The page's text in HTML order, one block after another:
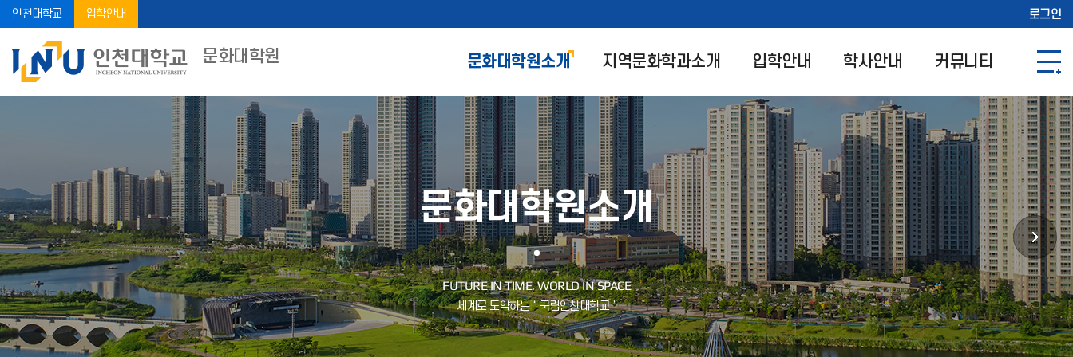
인천대학교 입학안내 로그인
문화대학원 문화대학원소개 지역문화학과소개 입학안내 학사안내 커뮤니티
문화대학원소개